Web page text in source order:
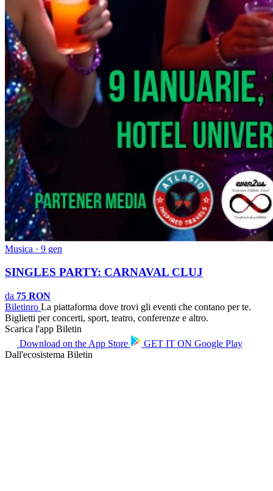
Musica · 9 gen
SINGLES PARTY: CARNAVAL CLUJ
da 75 RON
Biletinro La piattaforma dove trovi gli eventi che contano per te.
Biglietti per concerti, sport, teatro, conferenze e altro.
Scarica l'app Biletin
Download on the App Store GET IT ON Google Play
Dall'ecosistema Biletin